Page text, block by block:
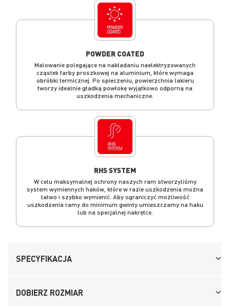
POWDER COATED
Malowanie polegające na nakładaniu naelektryzowanych
cząstek farby proszkowej na aluminium, które wymaga
obróbki termicznej. Po spieczeniu, powierzchnia lakieru
tworzy idealnie gładką powłokę wyjątkowo odporną na
uszkodzenia mechaniczne.
RHS SYSTEM
W celu maksymalnej ochrony naszych ram stworzyliśmy
system wymiennych haków, które w razie uszkodzenia można
łatwo i szybko wymienić. Aby ograniczyć możliwość
uszkodzenia ramy do minimum gwinty umieszczamy na haku
lub na specjalnej nakrętce.
SPECYFIKACJA
DOBIERZ ROZMIAR